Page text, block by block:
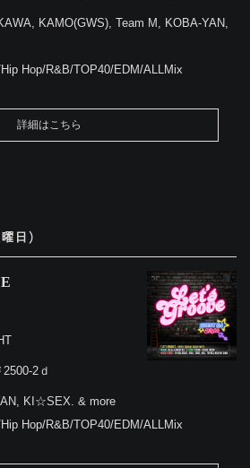
KAMO(GWS), Team M, KOBA-YAN,
Hop/R&B/TOP40/EDM/ALLMix
詳細はこちら
日)
2ｄ
KI☆SEX. & more
Hop/R&B/TOP40/EDM/ALLMix